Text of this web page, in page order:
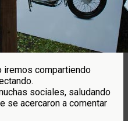
iremos compartiendo
sociales, saludando
se acercaron a comentar